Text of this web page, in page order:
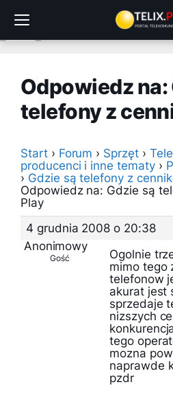
treści
Odpowiedz na:
telefony z
Start › Forum › Sprzęt ›
producenci i inne tematy ›
› Gdzie są telefony z
Odpowiedz na: Gdzie są
Play
4 grudnia 2008 o 20:38
Anonimowy
Gość
Ogolnie
mimo tego
telefonow
akurat jest
sprzedaje
nizszych
tego
mozna
naprawde
pzdr